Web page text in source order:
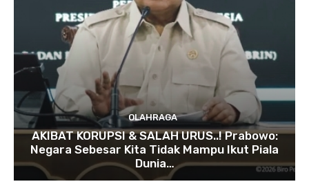
OLAHRAGA
AKIBAT KORUPSI & SALAH URUS..! Prabowo:
Negara Sebesar Kita Tidak Mampu Ikut Piala
Dunia…